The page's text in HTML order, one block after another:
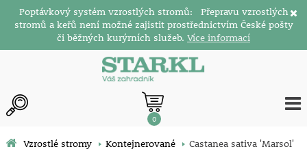
Poptávkový systém vzrostlých stromů: Přepravu vzrostlých
stromů a keřů není možné zajistit prostřednictvím České pošty
či běžných kurýrních služeb. Více informací
0
Vzrostlé stromy Kontejnerované Castanea sativa 'Marsol'